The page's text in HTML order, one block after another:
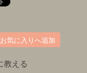
お気に入りへ追加
教える